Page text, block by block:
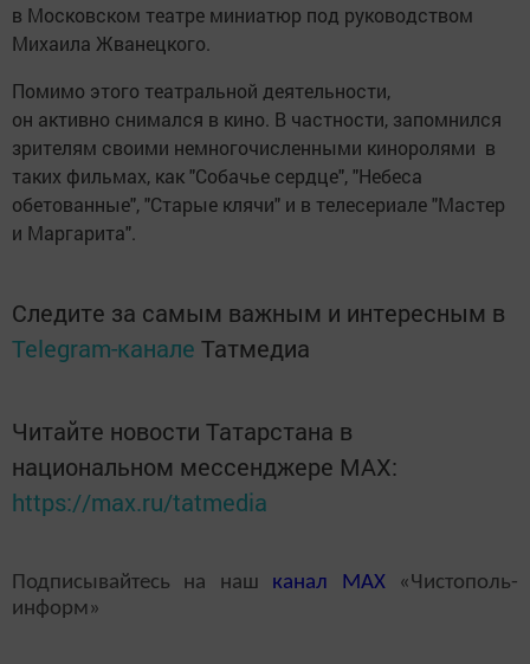
в Московском театре миниатюр под руководством
Михаила Жванецкого.
Помимо этого театральной деятельности,
он активно снимался в кино. В частности, запомнился
зрителям своими немногочисленными киноролями в
таких фильмах, как "Собачье сердце", "Небеса
обетованные", "Старые клячи" и в телесериале "Мастер
и Маргарита".
Следите за самым важным и интересным в
Telegram-канале Татмедиа
Читайте новости Татарстана в
национальном мессенджере MАХ:
https://max.ru/tatmedia
Подписывайтесь на наш канал MAX«Чистополь-
информ»